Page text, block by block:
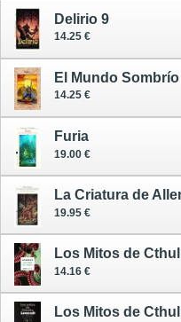
Delirio 9
14.25 €
El Mundo Sombrío
14.25 €
Furia
19.00 €
19.95 €
Los Mitos de
14.16 €
Los Mitos de